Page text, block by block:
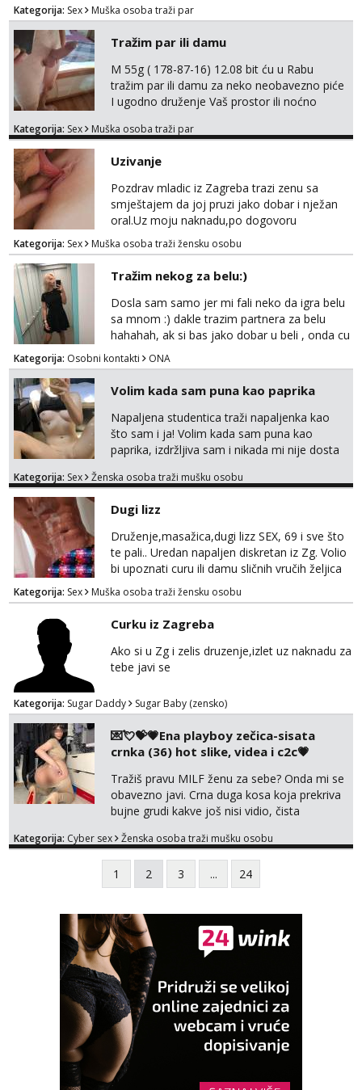
Kategorija: Sex Muška osoba traži par
Tražim par ili damu
M 55g ( 178-87-16) 12.08 bit ću u Rabu
tražim par ili damu za neko neobavezno piće
I ugodno druženje Vaš prostor ili noćno
trata.vrh@gmail.com
Kategorija: Sex Muška osoba traži par
Uzivanje
Pozdrav mladic iz Zagreba trazi zenu sa
smještajem da joj pruzi jako dobar i nježan
oral.Uz moju naknadu,po dogovoru
.Diskrecija osigurana.
Kategorija: Sex Muška osoba traži žensku osobu
Tražim nekog za belu:)
Dosla sam samo jer mi fali neko da igra belu
sa mnom :) dakle trazim partnera za belu
hahahah, ak si bas jako dobar u beli , onda cu
razmislit za dalje Klikni na link ispod i nadji me
tamo, cekam te!
Kategorija: Osobni kontakti ONA
Volim kada sam puna kao paprika
Napaljena studentica traži napaljenka kao
što sam i ja! Volim kada sam puna kao
paprika, izdržljiva sam i nikada mi nije dosta
bilo kad i bilo gdje zato se javi što prije da
tamo, cekam te!
Kategorija: Sex Ženska osoba traži mušku osobu
Dugi lizz
Druženje,masažica,dugi lizz SEX, 69 i sve što
te pali.. Uredan napaljen diskretan iz Zg. Volio
bi upoznati curu ili damu sličnih vručih željica
za zajedničko ugodno i strastveno druženje.
Prostor imam, diskr max. A i mobilan 🚗 sam.
Kategorija: Sex Muška osoba traži žensku osobu
Curku iz Zagreba
Ako si u Zg i zelis druzenje,izlet uz naknadu za
tebe javi se
Kategorija: Sugar Daddy Sugar Baby (zensko)
💌💘💝💗Ena playboy zečica-sisata
crnka (36) hot slike, videa i c2c💗
Tražiš pravu MILF ženu za sebe? Onda mi se
obavezno javi. Crna duga kosa koja prekriva
bujne grudi kakve još nisi vidio, čista
pričam. Prave pune usne koje će ti se urezati
u pamćenje, jer vjeruj mi, takve još nisi vidio.
Uvijek sam spremna za ONLOINE zabavu.
Volim vruće u porukama uz pokoju fotku.
raznih mater...
Kategorija: Cyber sex Ženska osoba traži mušku osobu
1 2 3 ... 24